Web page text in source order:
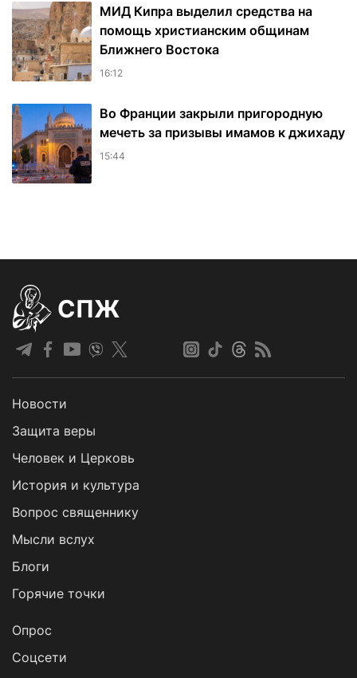
МИД Кипра выделил средства на
помощь христианским общинам
Ближнего Востока
16:12
Во Франции закрыли пригородную
мечеть за призывы имамов к джихаду
15:44
СПЖ
Новости
Защита веры
Человек и Церковь
История и культура
Вопрос священнику
Мысли вслух
Блоги
Горячие точки
Опрос
Cоцсети